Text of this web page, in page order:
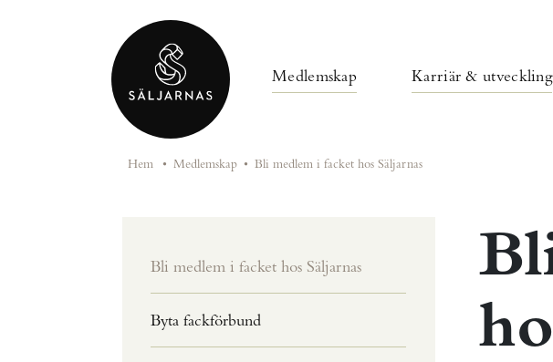
Medlemskap Karriär & utveckling
Hem • Medlemskap • Bli medlem i facket hos Säljarnas
Bli medlem i facket hos Säljarnas
Byta fackförbund